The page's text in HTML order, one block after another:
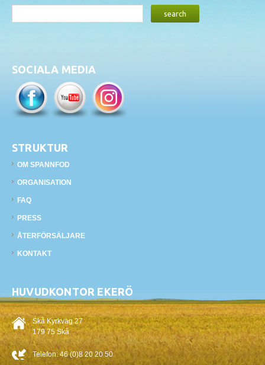
SOCIALA MEDIA
STRUKTUR
OM SPANNFOD
ORGANISATION
FAQ
PRESS
ÅTERFÖRSÄLJARE
KONTAKT
HUVUDKONTOR EKERÖ
Skå Kyrkväg 27
179 75 Skå
Telefon:46 (0)8 20 20 50